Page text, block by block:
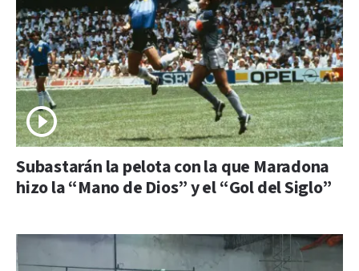
Subastarán la pelota con la que Maradona
hizo la “Mano de Dios” y el “Gol del Siglo”